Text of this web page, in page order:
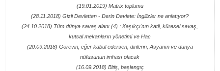
(19.01.2019) Matrix toplumu
(28.11.2018) Gizli Devletten - Derin Devlete: İngilizler ne anlatıyor?
(24.10.2018) Tüm dünya savaş alanı (4) : Kaşıkçı'nın katli, küresel savaş,
kutsal mekanların yönetimi ve Hac
(20.09.2018) Görevin, eğer kabul edersen, dinlerin, Asyanın ve dünya
nüfusunun imhası olacak
(16.09.2018) Bitiş, başlangıç